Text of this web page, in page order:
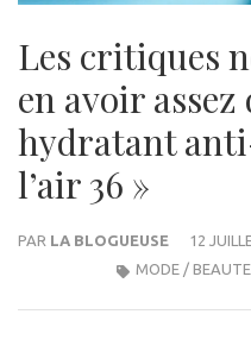
Les critiques
en avoir assez
hydratant
l’air 36 »
PAR LA BLOGUEUSE
12
MODE / BEAUTE